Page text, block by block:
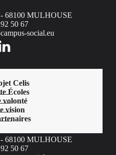
- 68100 MULHOUSE
50 67
social.eu
Celis
Écoles
volonté
vision
- 68100 MULHOUSE
50 67